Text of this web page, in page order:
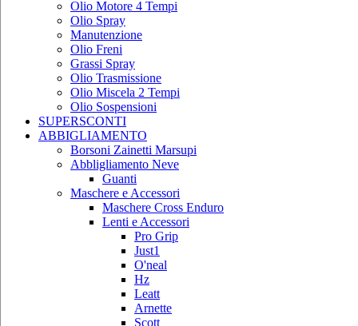
Olio Motore 4 Tempi
Olio Spray
Manutenzione
Olio Freni
Grassi Spray
Olio Trasmissione
Olio Miscela 2 Tempi
Olio Sospensioni
SUPERSCONTI
ABBIGLIAMENTO
Borsoni Zainetti Marsupi
Abbligliamento Neve
Guanti
Maschere e Accessori
Maschere Cross Enduro
Lenti e Accessori
Pro Grip
Just1
O'neal
Hz
Leatt
Arnette
Scott